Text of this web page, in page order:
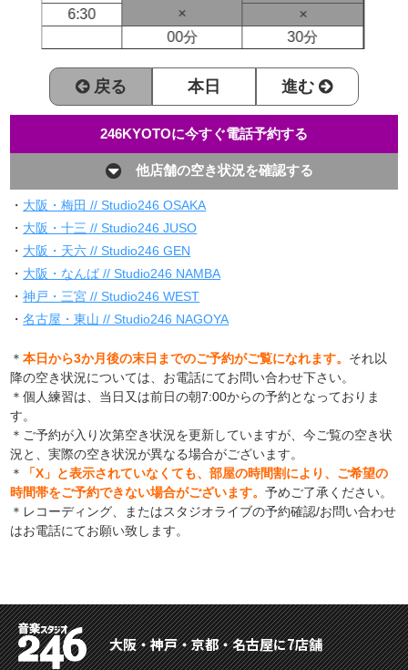
6:30
×
×
00分
30分
戻る 本日 進む
246KYOTOに今すぐ電話予約する
他店舗の空き状況を確認する
・ 大阪・梅田 // Studio246 OSAKA
・ 大阪・十三 // Studio246 JUSO
・ 大阪・天六 // Studio246 GEN
・ 大阪・なんば // Studio246 NAMBA
・神戸・三宮 // Studio246 WEST
・名古屋・東山 // Studio246 NAGOYA
＊本日から3か月後の末日までのご予約がご覧になれます。 それ以
降の空き状況については、お電話にてお問い合わせ下さい。
＊個人練習は、当日又は前日の朝7:00からの予約となっておりま
す。
＊ご予約が入り次第空き状況を更新していますが、今ご覧の空き状
況と、実際の空き状況が異なる場合がございます。
＊
「X」と表示されていなくても、部屋の時間割により、ご希望の
時間帯をご予約できない場合がございます。予めご了承ください。
＊レコーディング、またはスタジオライブの予約確認/お問い合わせ
はお電話にてお願い致します。
大阪・神戸・京都・名古屋に7店舗